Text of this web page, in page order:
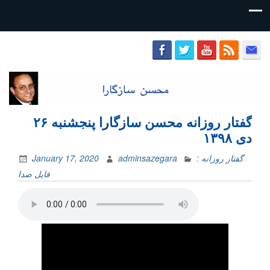
محسن
سازگارا
گفتار روزانه محسن سازگارا پنجشنبه ۲۶
دی ۱۳۹۸
January 17, 2020 adminsazegara
گفتار روزانه :
فایل‌ صدا